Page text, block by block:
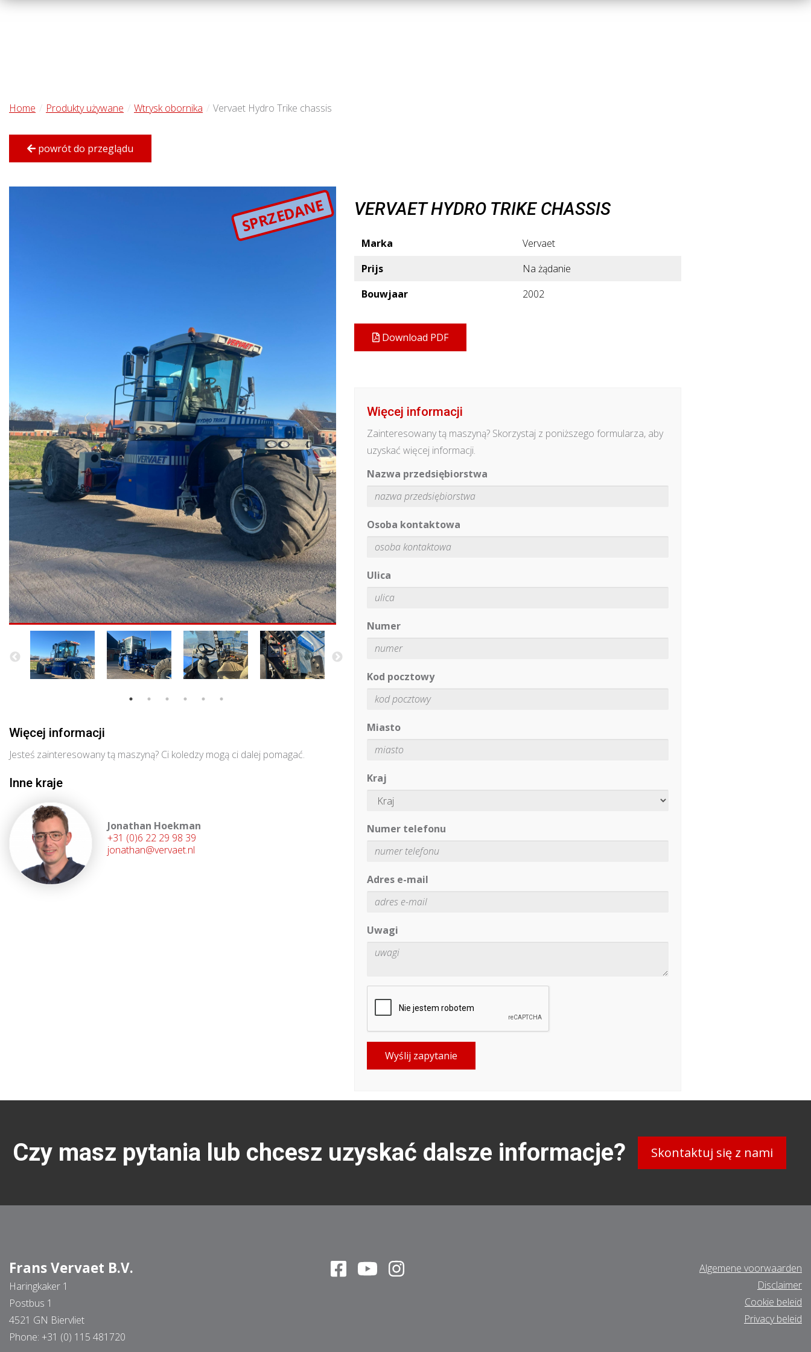
Home Produkty używane Wtrysk obornika Vervaet Hydro Trike chassis
powrót do przeglądu
SPRZEDANE
Więcej informacji
Jesteś zainteresowany tą maszyną? Ci koledzy mogą ci dalej pomagać.
Inne kraje
Jonathan Hoekman
+31 (0)6 22 29 98 39
jonathan@vervaet.nl
VERVAET HYDRO TRIKE CHASSIS
Marka
Vervaet
Prijs
Na żądanie
Bouwjaar
2002
Download PDF
Więcej informacji
Zainteresowany tą maszyną? Skorzystaj z poniższego formularza, aby
uzyskać więcej informacji.
Nazwa przedsiębiorstwa
Osoba kontaktowa
Ulica
Numer
Kod pocztowy
Miasto
Kraj
Numer telefonu
Adres e-mail
Uwagi
Wyślij zapytanie
Czy masz pytania lub chcesz uzyskać dalsze informacje? Skontaktuj się z nami
Frans Vervaet B.V.
Haringkaker 1
Postbus 1
4521 GN Biervliet
Phone: +31 (0) 115 481720
Algemene voorwaarden
Disclaimer
Cookie beleid
Privacy beleid